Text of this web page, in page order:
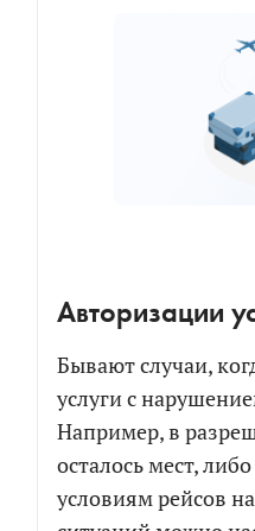
Авторизации
Бывают случаи,
услуги с
Например, в
осталось мест,
условиям рейсов